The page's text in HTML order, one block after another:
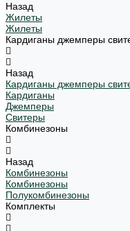
Назад
Жилеты
Жилеты
Кардиганы джемперы
Назад
Кардиганы джемперы
Кардиганы
Джемперы
Свитеры
Комбинезоны
Назад
Комбинезоны
Комбинезоны
Полукомбинезоны
Комплекты